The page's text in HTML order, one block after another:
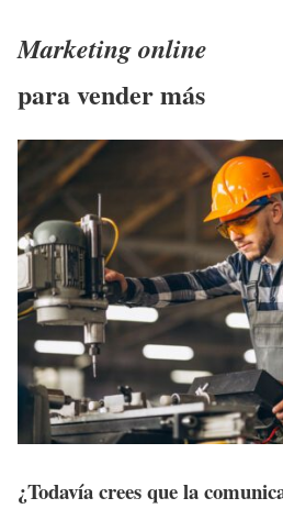
Marketing online
para vender más
¿Todavía crees que la